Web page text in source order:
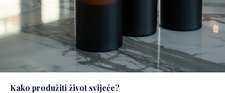
Kako produžiti život svijeće?